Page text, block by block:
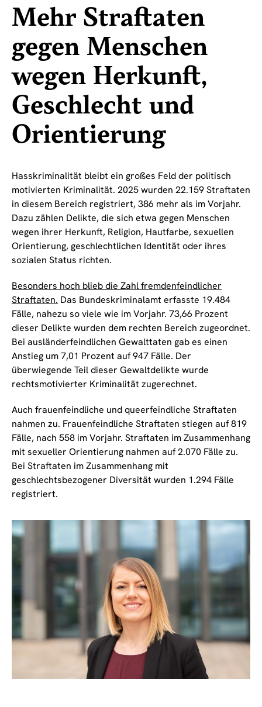
Mehr Straftaten
gegen Menschen
wegen Herkunft,
Geschlecht und
Orientierung
Hasskriminalität bleibt ein großes Feld der politisch
motivierten Kriminalität. 2025 wurden 22.159 Straftaten
in diesem Bereich registriert, 386 mehr als im Vorjahr.
Dazu zählen Delikte, die sich etwa gegen Menschen
wegen ihrer Herkunft, Religion, Hautfarbe, sexuellen
Orientierung, geschlechtlichen Identität oder ihres
sozialen Status richten.
Besonders hoch blieb die Zahl fremdenfeindlicher
Straftaten. Das Bundeskriminalamt erfasste 19.484
Fälle, nahezu so viele wie im Vorjahr. 73,66 Prozent
dieser Delikte wurden dem rechten Bereich zugeordnet.
Bei ausländerfeindlichen Gewalttaten gab es einen
Anstieg um 7,01 Prozent auf 947 Fälle. Der
überwiegende Teil dieser Gewaltdelikte wurde
rechtsmotivierter Kriminalität zugerechnet.
Auch frauenfeindliche und queerfeindliche Straftaten
nahmen zu. Frauenfeindliche Straftaten stiegen auf 819
Fälle, nach 558 im Vorjahr. Straftaten im Zusammenhang
mit sexueller Orientierung nahmen auf 2.070 Fälle zu.
Bei Straftaten im Zusammenhang mit
geschlechtsbezogener Diversität wurden 1.294 Fälle
registriert.